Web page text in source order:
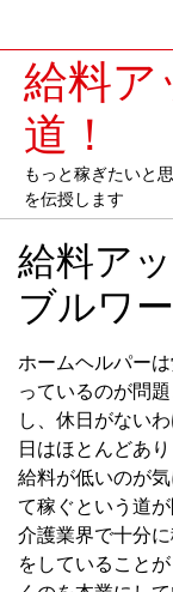
給料ア
道！
もっと稼ぎたいと
を伝授します
給料ア
ブルワ
ホームヘルパー
っているのが問
し、休日がない
日はほとんどあり
給料が低いのが
て稼ぐという道が
介護業界で十分
をしていること